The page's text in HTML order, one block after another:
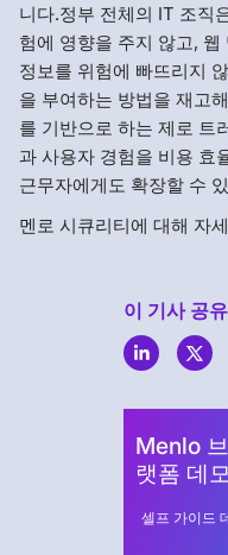
니다.정부 전체의 IT 조직
험에 영향을 주지 않고,
정보를 위험에 빠뜨리지
을 부여하는 방법을 재고
를 기반으로 하는 제로 트
과 사용자 경험을 비용 효
근무자에게도 확장할 수
멘로 시큐리티에 대해 자
이 기사 공
Menlo
랫폼 데
셀프 가이드